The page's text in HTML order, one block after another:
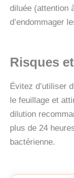
diluée (attention
d’endommager
Risques
Évitez d’utiliser
le feuillage et
dilution
plus de 24
bactérienne.